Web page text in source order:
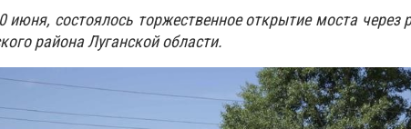
июня, состоялось торжественное открытие моста через
района Луганской области.